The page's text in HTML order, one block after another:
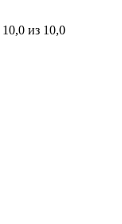
10,0 из 10,0